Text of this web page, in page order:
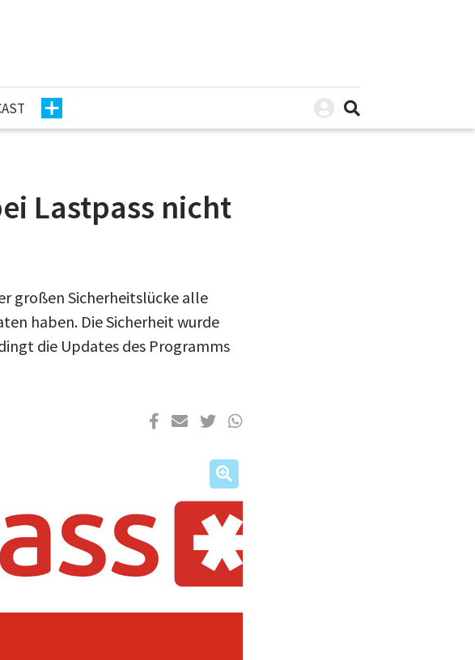
Lastpass nicht
großen Sicherheitslücke alle
haben. Die Sicherheit wurde
die Updates des Programms